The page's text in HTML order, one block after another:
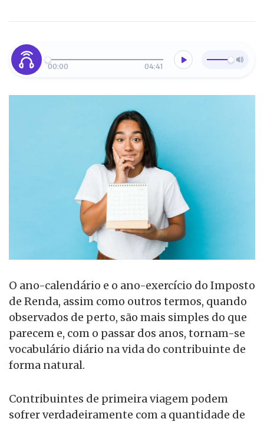
00:00 04:41
O ano-calendário e o ano-exercício do Imposto
de Renda, assim como outros termos, quando
observados de perto, são mais simples do que
parecem e, com o passar dos anos, tornam-se
vocabulário diário na vida do contribuinte de
forma natural.
Contribuintes de primeira viagem podem
sofrer verdadeiramente com a quantidade de